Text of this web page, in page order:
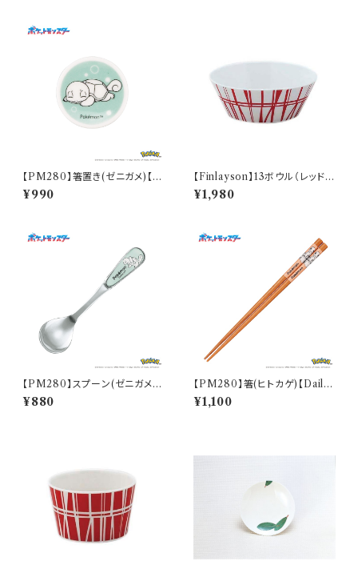
【PM280】箸置き(ゼニガメ)【D
aily Sketch】PM283-402
¥990
【Finlayson】13ボウル（レッド）
【コロナ】
¥1,980
【PM280】スプーン(ゼニガメ)
【Daily Sketch】PM283-850
¥880
【PM280】箸(ヒトカゲ)【Daily
Sketch】PM282-840
¥1,100